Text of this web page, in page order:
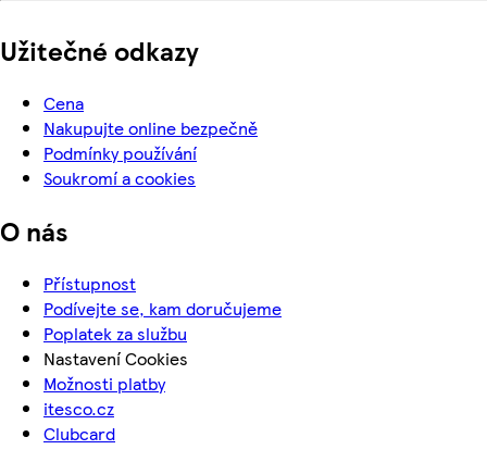
Užitečné odkazy
Cena
Nakupujte online bezpečně
Podmínky používání
Soukromí a cookies
O nás
Přístupnost
Podívejte se, kam doručujeme
Poplatek za službu
Nastavení Cookies
Možnosti platby
itesco.cz
Clubcard